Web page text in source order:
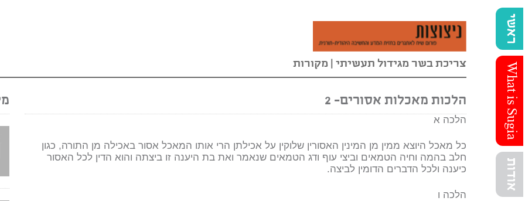
ראשי
What is Sugia
אודות
צריכת בשר מגידול תעשיתי | מקורות
הלכות מאכלות אסורים- 2
הלכה א
כל מאכל היוצא ממין מן המינין האסורין שלוקין על אכילתן הרי אותו המאכל אסור באכילה מן התורה, כגון
חלב בהמה וחיה הטמאים וביצי עוף ודג הטמאים שנאמר ואת בת היענה זו ביצתה והוא הדין לכל האסור
כיענה ולכל הדברים הדומין לביצה.
הלכה ו